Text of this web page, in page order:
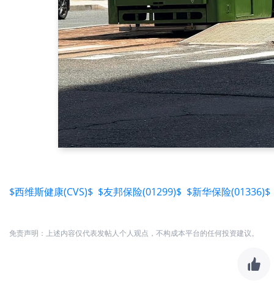
$西维斯健康(CVS)$ $友邦保险(01299)$ $新华保险(01336)$
免责声明：上述内容仅代表发帖人个人观点，不构成本平台的任何投资建议。